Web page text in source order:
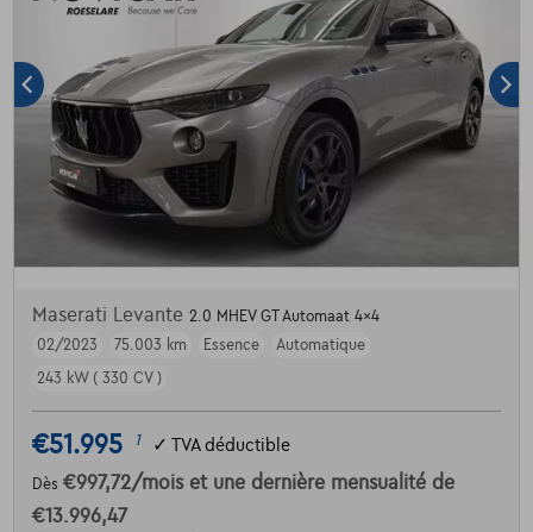
Maserati Levante 2.0 MHEV GT Automaat 4x4
02/2023
75.003 km Essence
Automatique
243 kW ( 330 CV )
€51.995 1 ✓ TVA déductible
Dès €997,72/mois et une dernière mensualité de
€13.996,47